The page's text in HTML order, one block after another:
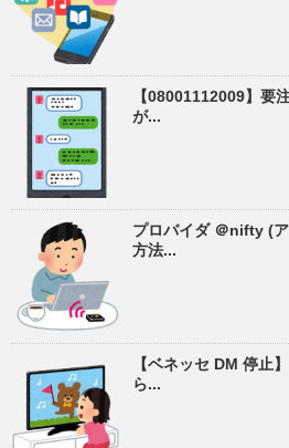
【08001112009】要
が...
プロバイダ ＠nifty (
方法...
【ベネッセ DM 停止
ら...